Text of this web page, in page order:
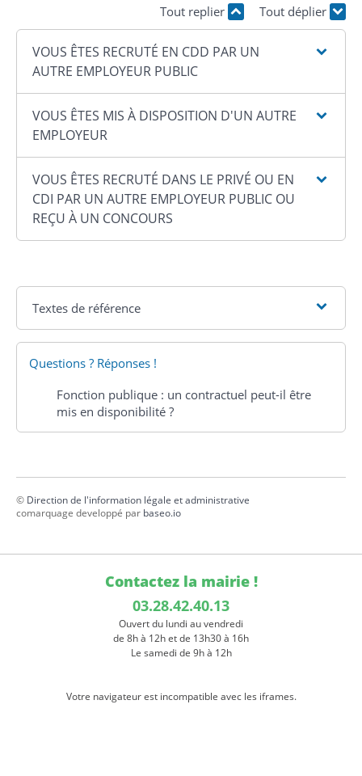
Tout replier Tout déplier
VOUS ÊTES RECRUTÉ EN CDD PAR UN
AUTRE EMPLOYEUR PUBLIC
VOUS ÊTES MIS À DISPOSITION D'UN AUTRE
EMPLOYEUR
VOUS ÊTES RECRUTÉ DANS LE PRIVÉ OU EN
CDI PAR UN AUTRE EMPLOYEUR PUBLIC OU
REÇU À UN CONCOURS
Textes de référence
Questions ? Réponses !
Fonction publique : un contractuel peut-il être
mis en disponibilité ?
© Direction de l'information légale et administrative
comarquage developpé par baseo.io
Contactez la mairie !
03.28.42.40.13
Ouvert du lundi au vendredi
de 8h à 12h et de 13h30 à 16h
Le samedi de 9h à 12h
Votre navigateur est incompatible avec les iframes.